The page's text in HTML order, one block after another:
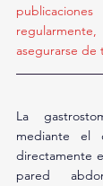
asegurarse de
La
mediante el
directamente
pared